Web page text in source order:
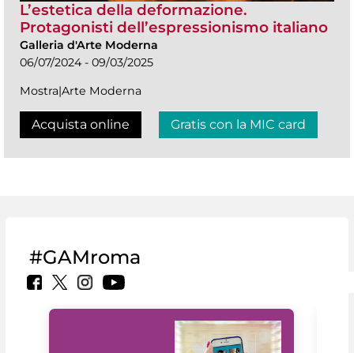
L’estetica della deformazione.
Protagonisti dell’espressionismo italiano
Galleria d'Arte Moderna
06/07/2024 - 09/03/2025
Mostra|Arte Moderna
Acquista online Gratis con la MIC card
#GAMroma